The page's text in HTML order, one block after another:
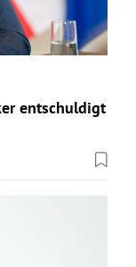
entschuldigt